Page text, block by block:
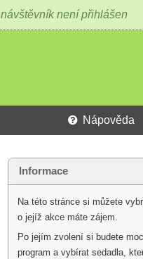
návštěvník není přihlášen
Nápověda
Informace
Na této stránce si můžete
o jejíž akce máte zájem.
Po jejím zvolení si budete
program a vybírat sedadla,